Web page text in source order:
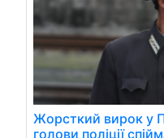
Жорсткий вирок у
голови поліції